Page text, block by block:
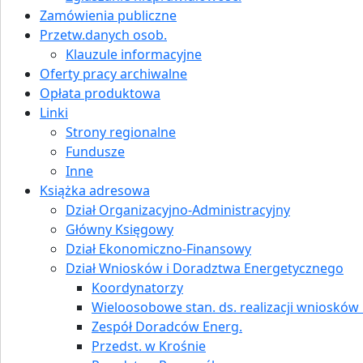
Zamówienia publiczne
Przetw.danych osob.
Klauzule informacyjne
Oferty pracy archiwalne
Opłata produktowa
Linki
Strony regionalne
Fundusze
Inne
Książka adresowa
Dział Organizacyjno-Administracyjny
Główny Księgowy
Dział Ekonomiczno-Finansowy
Dział Wniosków i Doradztwa Energetycznego
Koordynatorzy
Wieloosobowe stan. ds. realizacji
Zespół Doradców Energ.
Przedst. w Krośnie